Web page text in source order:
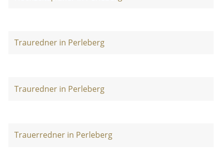
Trauredner in Perleberg
Trauredner in Perleberg
Trauerredner in Perleberg